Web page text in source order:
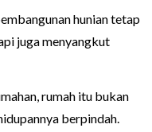
hunian tetap
juga menyangkut
rumah itu bukan
berpindah.